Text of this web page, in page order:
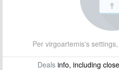
Per virgoartemis's
Dealsinfo, including